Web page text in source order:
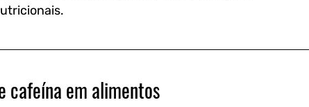
cafeína em alimentos